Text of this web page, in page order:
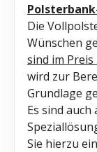
Die
Wünschen
sind im
wird zur
Grundlage
Es sind
Sie hierzu